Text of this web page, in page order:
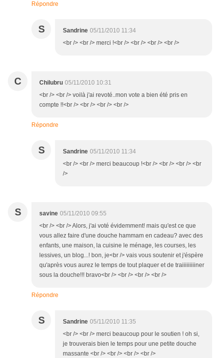
Répondre
S Sandrine 05/11/2010 11:34
<br /> <br /> merci !<br /> <br /> <br /> <br />
C Chilubru 05/11/2010 10:31
<br /> <br /> voilà j'ai revoté..mon vote a bien été pris en
compte !!<br /> <br /> <br /> <br />
Répondre
S Sandrine 05/11/2010 11:34
<br /> <br /> merci beaucoup !<br /> <br /> <br /> <br
/>
S savine 05/11/2010 09:55
<br /> <br /> Alors, j'ai voté évidemment! mais qu'est ce que
vous allez faire d'une douche hammam en cadeau? avec des
enfants, une maison, la cuisine le ménage, les courses, les
lessives, un blog...! bon, je<br /> vais vous soutenir et j'éspère
qu'après vous aurez le temps de tout plaquer et de traiiiiiiiiiner
sous la douche!!! bravo<br /> <br /> <br /> <br />
Répondre
S Sandrine 05/11/2010 11:35
<br /> <br /> merci beaucoup pour le soutien ! oh si,
je trouverais bien le temps pour une petite douche
massante <br /> <br /> <br /> <br />